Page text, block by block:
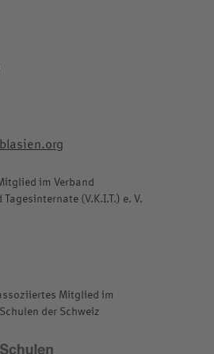
im Verband
(V.K.I.T.) e. V.
Mitglied im
der Schweiz